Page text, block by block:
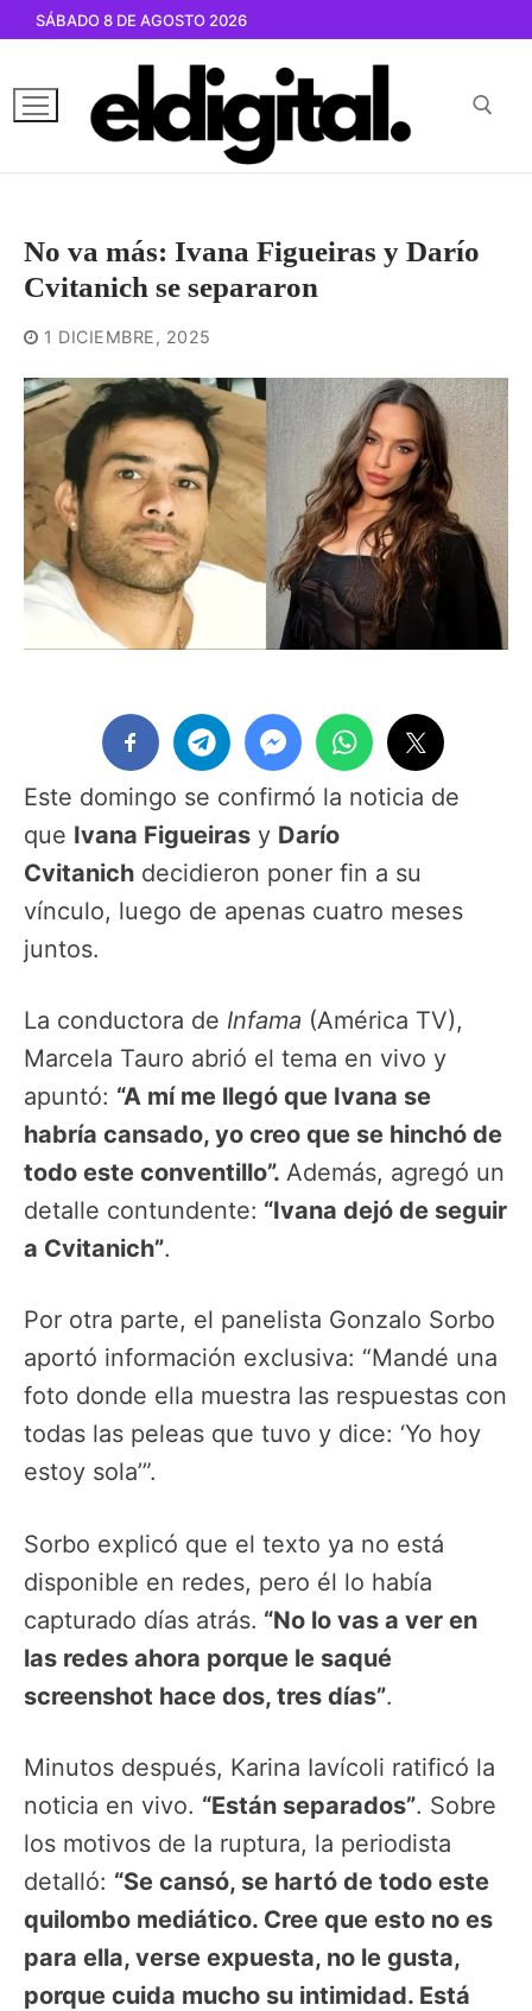
contenido
SÁBADO 8 DE AGOSTO 2026
No va más: Ivana Figueiras y Darío
Cvitanich se separaron
1 DICIEMBRE, 2025
Este domingo se confirmó la noticia de
que Ivana Figueiras y Darío
Cvitanich decidieron poner fin a su
vínculo, luego de apenas cuatro meses
juntos.
La conductora de Infama (América TV),
Marcela Tauro abrió el tema en vivo y
apuntó: “A mí me llegó que Ivana se
habría cansado, yo creo que se hinchó de
todo este conventillo”. Además, agregó un
detalle contundente: “Ivana dejó de seguir
a Cvitanich”.
Por otra parte, el panelista Gonzalo Sorbo
aportó información exclusiva: “Mandé una
foto donde ella muestra las respuestas con
todas las peleas que tuvo y dice: ‘Yo hoy
estoy sola’”.
Sorbo explicó que el texto ya no está
disponible en redes, pero él lo había
capturado días atrás. “No lo vas a ver en
las redes ahora porque le saqué
screenshot hace dos, tres días”.
Minutos después, Karina Iavícoli ratificó la
noticia en vivo. “Están separados”. Sobre
los motivos de la ruptura, la periodista
detalló: “Se cansó, se hartó de todo este
quilombo mediático. Cree que esto no es
para ella, verse expuesta, no le gusta,
porque cuida mucho su intimidad. Está